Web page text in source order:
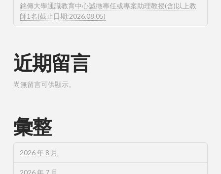
銘傳大學通識教育中心誠徵專任或專案助理教授(含)以上教
師1名(截止日期:2026.08.05)
近期留言
尚無留言可供顯示。
彙整
2026 年 8 月
2026 年 7 月